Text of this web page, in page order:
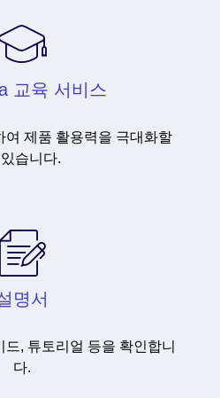
교육 서비스
여 제품 활용력을 극대화할
습니다.
명서
, 튜토리얼 등을 확인합니
다.